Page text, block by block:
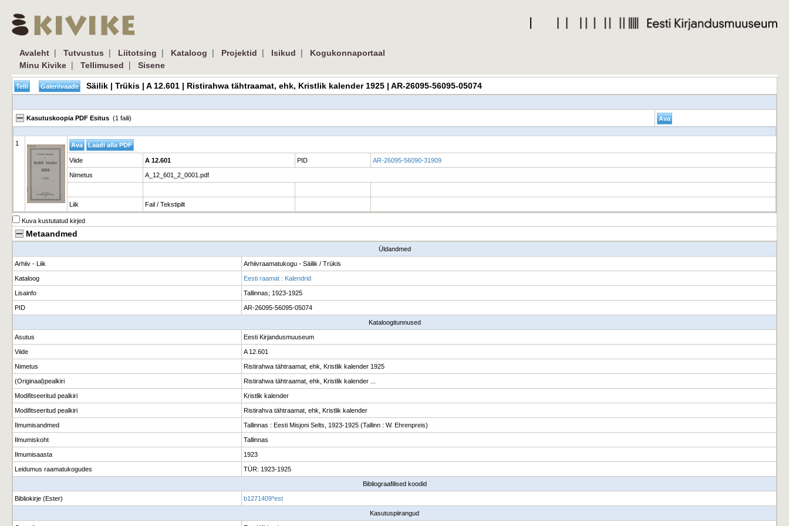
Avaleht | Tutvustus | Liitotsing | Kataloog | Projektid | Isikud |
Kogukonnaportaal
Minu Kivike | Tellimused | Sisene
Säilik | Trükis | A 12.601 | Ristirahwa tähtraamat, ehk, Kristlik kalender 1925 | AR-26095-56095-05074
Kasutuskoopia PDF Esitus (1 faili)
1
Viide A 12.601 PID AR-26095-56090-31909
Nimetus A_12_601_2_0001.pdf
Liik Fail / Tekstipilt
Kuva kustutatud kirjed
Metaandmed
Üldandmed
Arhiiv - Liik Arhiivraamatukogu - Säilik / Trükis
Kataloog Eesti raamat : Kalendrid
Lisainfo Tallinnas; 1923-1925
PID AR-26095-56095-05074
Kataloogitunnused
Asutus Eesti Kirjandusmuuseum
Viide A 12.601
Nimetus Ristirahwa tähtraamat, ehk, Kristlik kalender 1925
(Originaal)pealkiri Ristirahwa tähtraamat, ehk, Kristlik kalender ...
Modifitseeritud pealkiri Kristlik kalender
Modifitseeritud pealkiri Ristirahva tähtraamat, ehk, Kristlik kalender
Ilmumisandmed Tallinnas : Eesti Misjoni Selts, 1923-1925 (Tallinn : W. Ehrenpreis)
Ilmumiskoht Tallinnas
Ilmumisaasta 1923
Leidumus raamatukogudes TÜR: 1923-1925
Bibliograafilised koodid
Bibliokirje (Ester) b1271409*est
Kasutuspiirangud